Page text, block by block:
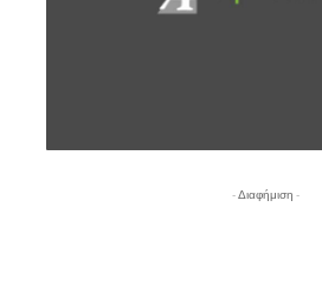
- Διαφήμιση -